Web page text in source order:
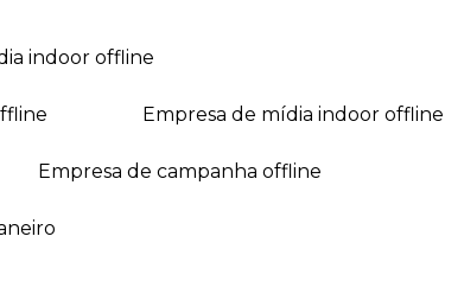
indoor offline
empresa de mídia indoor offline
empresa de campanha offline